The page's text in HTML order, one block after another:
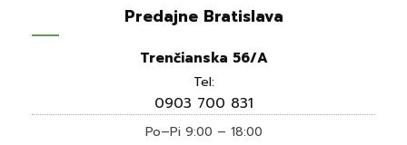
Predajne Bratislava
Trenčianska 56/A
Tel:
0903 700 831
Po–Pi 9:00 – 18:00